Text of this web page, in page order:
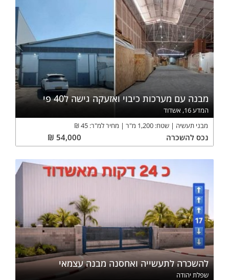
מבנה עם מערכות כיבוי ואזעקה גישה ל40 פי
המדע 16, אשדוד
מבני תעשיה
שטח: 1,200 מ"ר מחיר למ"ר: 45
₪
נכס להשכרה 54,000
₪
להשכרה לתעשייה ואחסנה מבנה עצמאי
שפלת יהודה